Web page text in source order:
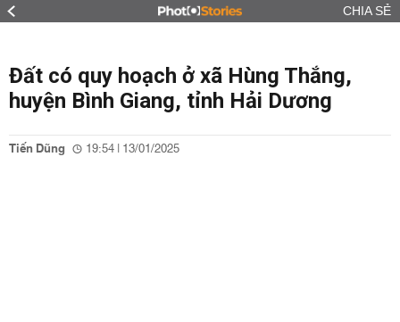
CHIA SẺ
Đất có quy hoạch ở xã Hùng Thắng,
huyện Bình Giang, tỉnh Hải Dương
Tiến Dũng 19:54 | 13/01/2025